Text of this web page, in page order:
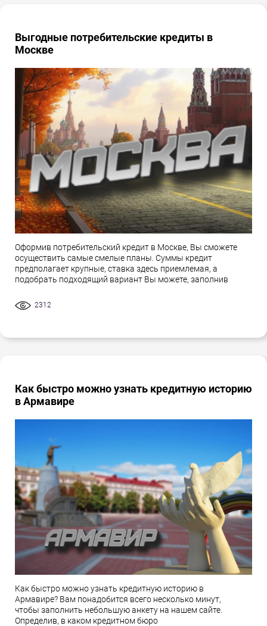
Выгодные потребительские кредиты в
Москве
Оформив потребительский кредит в Москве, Вы сможете
осуществить самые смелые планы. Суммы кредит
предполагает крупные, ставка здесь приемлемая, а
подобрать подходящий вариант Вы можете, заполнив
2312
Как быстро можно узнать кредитную историю
в Армавире
Как быстро можно узнать кредитную историю в
Армавире? Вам понадобится всего несколько минут,
чтобы заполнить небольшую анкету на нашем сайте.
Определив, в каком кредитном бюро